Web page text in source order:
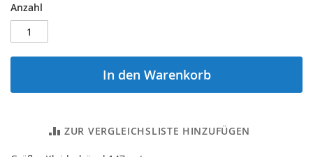
Anzahl
In den Warenkorb
ZUR VERGLEICHSLISTE HINZUFÜGEN